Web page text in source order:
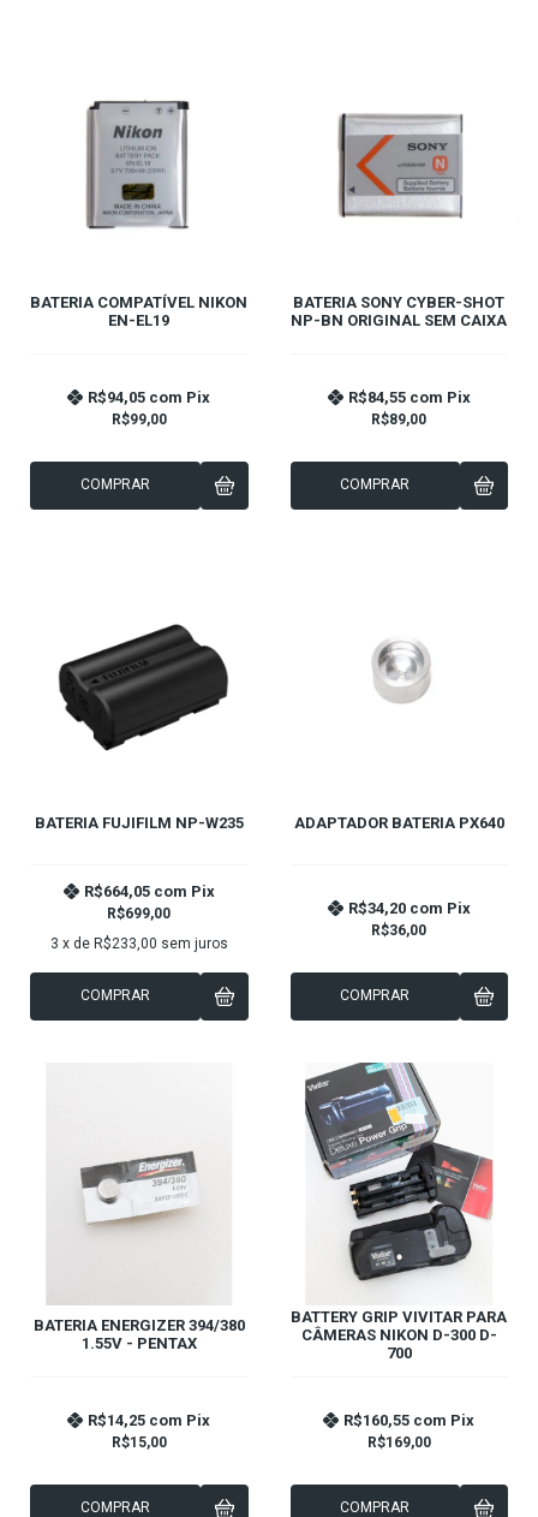
BATERIA COMPATÍVEL NIKON
EN-EL19
R$99,00
R$94,05 com Pix
COMPRAR
BATERIA SONY CYBER-SHOT
NP-BN ORIGINAL SEM CAIXA
R$89,00
R$84,55 com Pix
COMPRAR
BATERIA FUJIFILM NP-W235
R$699,00
R$664,05 com Pix
3 x de R$233,00 sem juros
COMPRAR
ADAPTADOR BATERIA PX640
R$36,00
R$34,20 com Pix
COMPRAR
BATERIA ENERGIZER 394/380
1.55V - PENTAX
R$15,00
R$14,25 com Pix
COMPRAR
BATTERY GRIP VIVITAR PARA
CÂMERAS NIKON D-300 D-
700
R$169,00
R$160,55 com Pix
COMPRAR